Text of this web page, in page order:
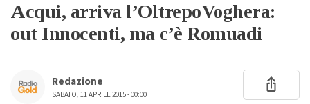
Acqui, arriva l’OltrepoVoghera:
out Innocenti, ma c’è Romuadi
Redazione
SABATO, 11 APRILE 2015 - 00:00